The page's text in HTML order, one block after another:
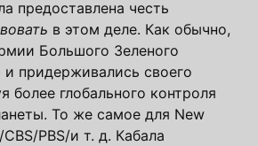
предоставлена ​​честь
в этом деле. Как обычно,
Большого Зеленого
придерживались своего
более глобального контроля
То же самое для New
PBS/и т. д. Кабала